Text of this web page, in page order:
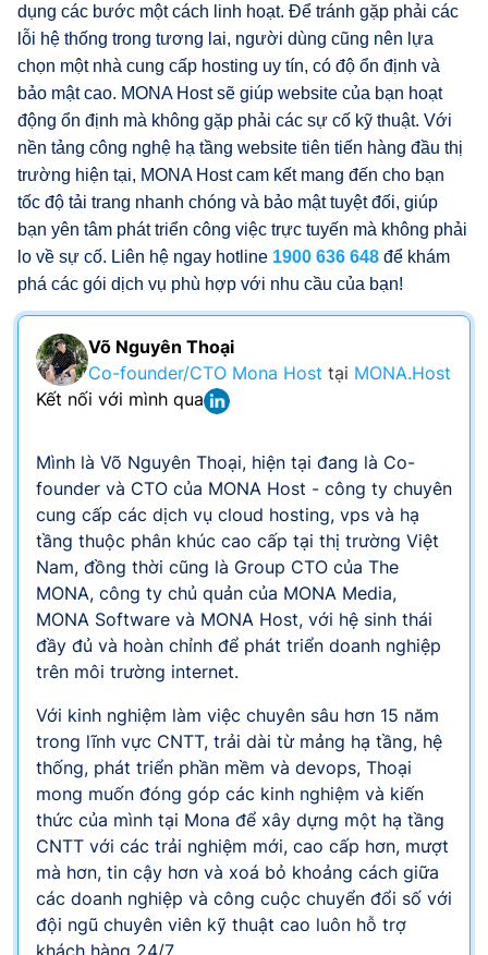
dụng các bước một cách linh hoạt. Để tránh gặp phải các
lỗi hệ thống trong tương lai, người dùng cũng nên lựa
chọn một nhà cung cấp hosting uy tín, có độ ổn định và
bảo mật cao. MONA Host sẽ giúp website của bạn hoạt
động ổn định mà không gặp phải các sự cố kỹ thuật. Với
nền tảng công nghệ hạ tầng website tiên tiến hàng đầu thị
trường hiện tại, MONA Host cam kết mang đến cho bạn
tốc độ tải trang nhanh chóng và bảo mật tuyệt đối, giúp
bạn yên tâm phát triển công việc trực tuyến mà không phải
lo về sự cố. Liên hệ ngay hotline 1900 636 648 để khám
phá các gói dịch vụ phù hợp với nhu cầu của bạn!
Võ Nguyên Thoại
Co-founder/CTO Mona Host tại MONA.Host
Kết nối với mình qua
Mình là Võ Nguyên Thoại, hiện tại đang là Co-
founder và CTO của MONA Host - công ty chuyên
cung cấp các dịch vụ cloud hosting, vps và hạ
tầng thuộc phân khúc cao cấp tại thị trường Việt
Nam, đồng thời cũng là Group CTO của The
MONA, công ty chủ quản của MONA Media,
MONA Software và MONA Host, với hệ sinh thái
đầy đủ và hoàn chỉnh để phát triển doanh nghiệp
trên môi trường internet.
Với kinh nghiệm làm việc chuyên sâu hơn 15 năm
trong lĩnh vực CNTT, trải dài từ mảng hạ tầng, hệ
thống, phát triển phần mềm và devops, Thoại
mong muốn đóng góp các kinh nghiệm và kiến
thức của mình tại Mona để xây dựng một hạ tầng
CNTT với các trải nghiệm mới, cao cấp hơn, mượt
mà hơn, tin cậy hơn và xoá bỏ khoảng cách giữa
các doanh nghiệp và công cuộc chuyển đổi số với
đội ngũ chuyên viên kỹ thuật cao luôn hỗ trợ
khách hàng 24/7.